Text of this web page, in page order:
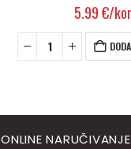
ONLINE NARUČIVANJE